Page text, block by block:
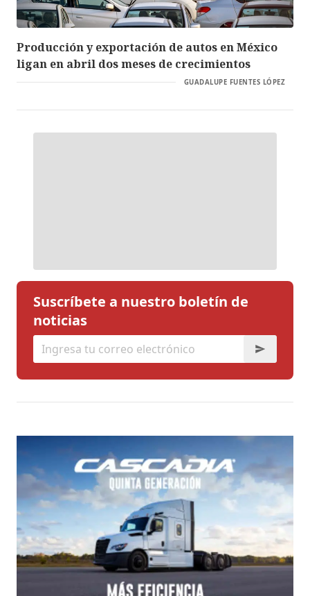
Producción y exportación de autos en México
ligan en abril dos meses de crecimientos
GUADALUPE FUENTES LÓPEZ
Suscríbete a nuestro boletín de
noticias